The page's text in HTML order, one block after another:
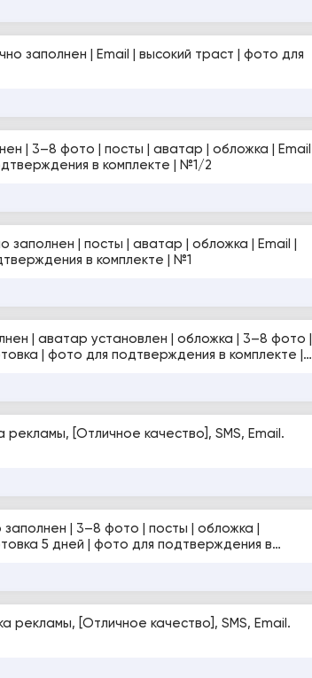
подготовка 5 дней | фото для подтверждения в комплекте | №1/2
подготовка 5 дней | фото для подтверждения в комплекте | №1
| аватар установлен | обложка | 3–8 фото |
| фото для подтверждения в комплекте |
| 3–8 фото | посты | обложка |
5 дней | фото для подтверждения в